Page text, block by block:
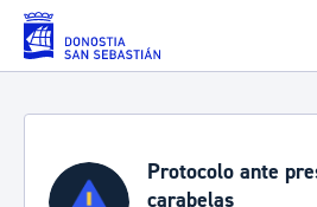
Saltar al contenido principal
Protocolo ante
carabelas